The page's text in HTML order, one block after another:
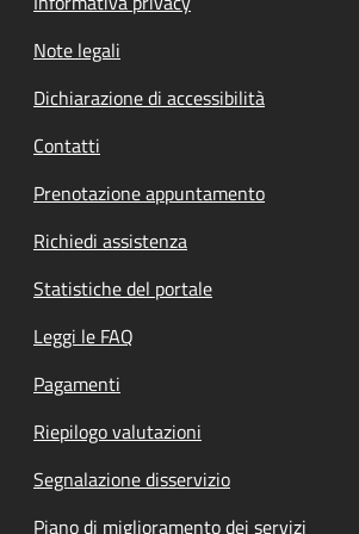
Note legali
Dichiarazione di accessibilità
Contatti
Prenotazione appuntamento
Richiedi assistenza
Statistiche del portale
Leggi le FAQ
Pagamenti
Riepilogo valutazioni
Segnalazione disservizio
Piano di miglioramento dei servizi